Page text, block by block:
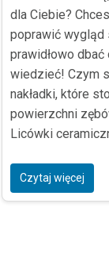
dla Ciebie?
poprawić wygląd
prawidłowo
wiedzieć! Czym
nakładki, które
powierzchni
Licówki
Czytaj więcej